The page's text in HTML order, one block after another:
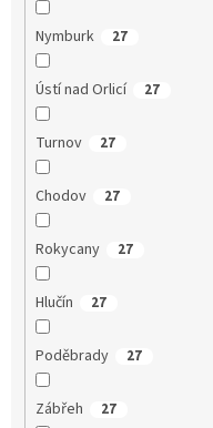
Nymburk 27
Ústí nad Orlicí 27
Turnov 27
Chodov 27
Rokycany 27
Hlučín 27
Poděbrady 27
Zábřeh 27